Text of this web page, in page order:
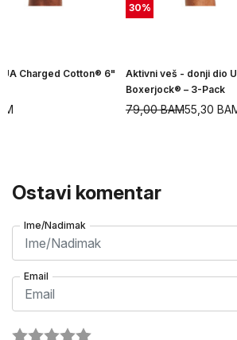
Charged Cotton® 6"
30%
Aktivni veš - donji dio
Boxerjock® – 3-Pack
55,30
79,00BAM
Ostavi komentar
Ime/Nadimak
Email